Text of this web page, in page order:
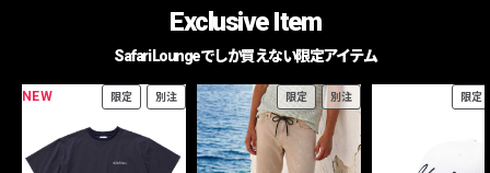
Exclusive Item
Safari Loungeでしか買えない限定アイテム
NEW 限定 別注 限定 別注 限定